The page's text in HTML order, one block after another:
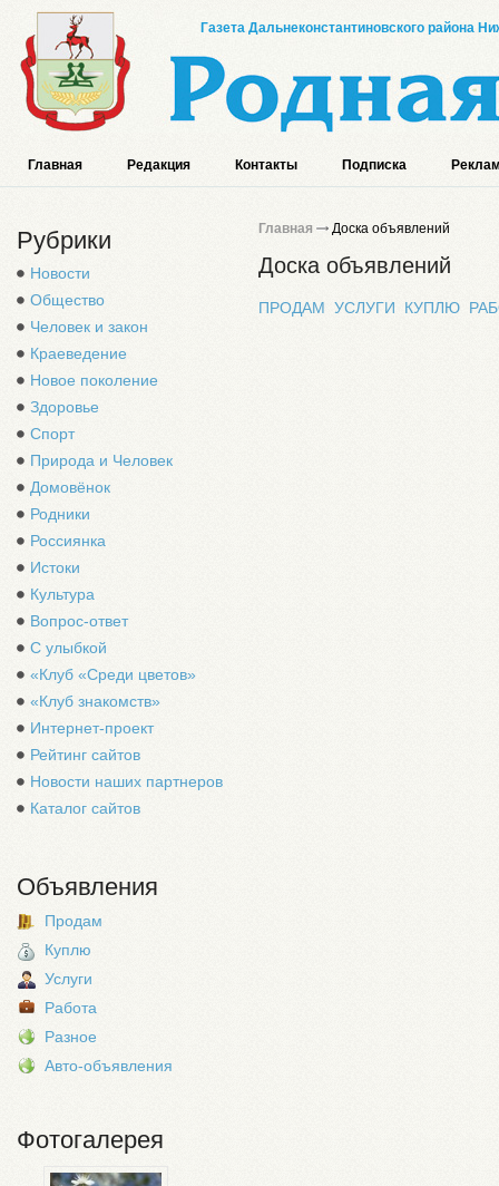
Газета Дальнеконстантиновского района
Главная Редакция Контакты Подписка
Рубрики
Новости
Общество
Человек и закон
Краеведение
Новое поколение
Здоровье
Спорт
Природа и Человек
Домовёнок
Родники
Россиянка
Истоки
Культура
Вопрос-ответ
С улыбкой
«Клуб «Среди цветов»
«Клуб знакомств»
Интернет-проект
Рейтинг сайтов
Новости наших партнеров
Каталог сайтов
Объявления
Продам
Куплю
Услуги
Работа
Разное
Авто-объявления
Фотогалерея
Главная Доска объявлений
Доска объявлений
ПРОДАМ УСЛУГИ КУПЛЮ